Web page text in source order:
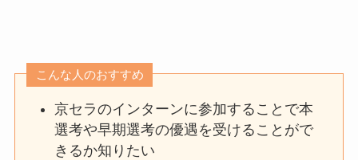
こんな人のおすすめ
京セラのインターンに参加することで本
選考や早期選考の優遇を受けることがで
きるか知りたい